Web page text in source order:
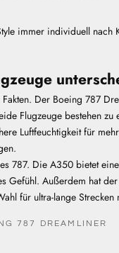
immer individuell
Der Boeing 787
Flugzeuge bestehen zu
Luftfeuchtigkeit für
787. Die A350 bietet
Gefühl. Außerdem hat
für ultra-lange Strecken
787 DREAMLINER